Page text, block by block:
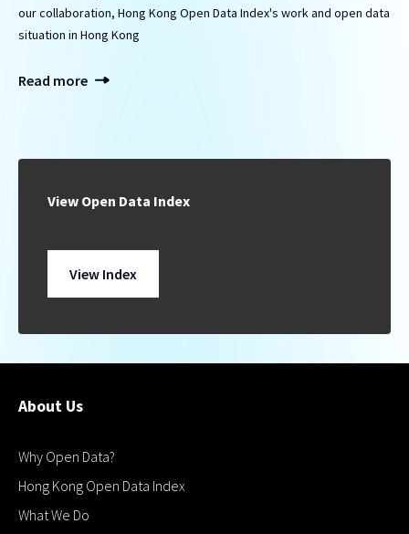
our collaboration, Hong Kong Open Data Index's work and open data
situation in Hong Kong
Read more
View Open Data Index
View Index
About Us
Why Open Data?
Hong Kong Open Data Index
What We Do